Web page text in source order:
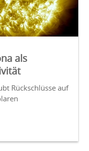
als
Rückschlüsse auf